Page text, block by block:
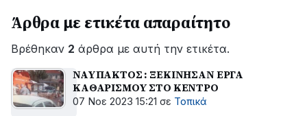
εξέλιξη
οι
εργασίες
ΔΕΔΔΗΕ
για
την
Άρθρα με ετικέτα απαραίτητο
Βρέθηκαν 2 άρθρα με αυτή την ετικέτα.
ΝΑΥΠΑΚΤΟΣ : ΞΕΚΙΝΗΣΑΝ ΕΡΓΑ
ΚΑΘΑΡΙΣΜΟΥ ΣΤΟ ΚΕΝΤΡΟ
07 Νοε 2023 15:21 σε Τοπικά